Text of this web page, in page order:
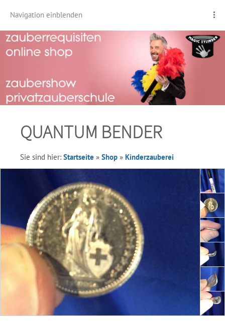
Navigation einblenden
QUANTUM BENDER
Sie sind hier: Startseite » Shop » Kinderzauberei